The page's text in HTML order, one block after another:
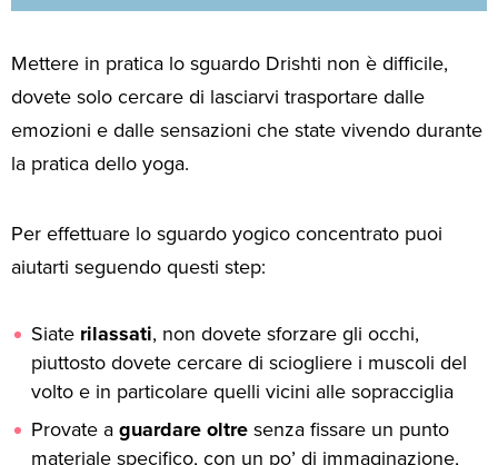
Mettere in pratica lo sguardo Drishti non è difficile,
dovete solo cercare di lasciarvi trasportare dalle
emozioni e dalle sensazioni che state vivendo durante
la pratica dello yoga.
Per effettuare lo sguardo yogico concentrato puoi
aiutarti seguendo questi step:
Siate rilassati, non dovete sforzare gli occhi,
piuttosto dovete cercare di sciogliere i muscoli del
volto e in particolare quelli vicini alle sopracciglia
Provate a guardareoltre senza fissare un punto
materiale specifico, con un po’ di immaginazione,